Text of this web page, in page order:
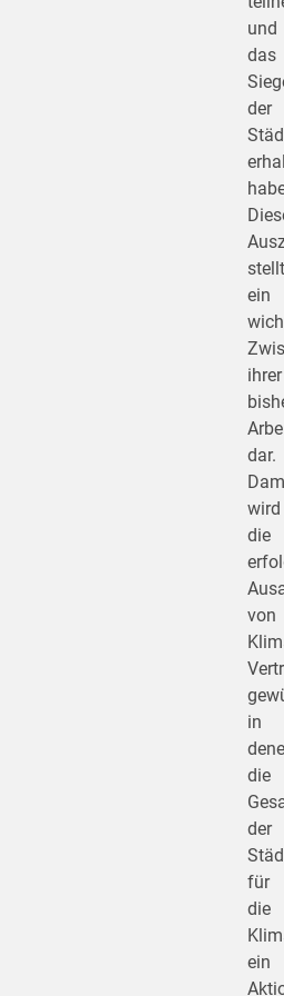
und
das
der
stellt
ein
ihrer
dar.
wird
die
von
in
die
der
für
die
ein